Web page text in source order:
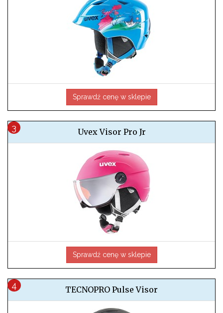
Sprawdź cenę w sklepie
Uvex Visor Pro Jr
Sprawdź cenę w sklepie
TECNOPRO Pulse Visor